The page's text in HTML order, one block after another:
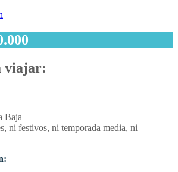
viajar:
Baja
ni festivos, ni temporada media, ni